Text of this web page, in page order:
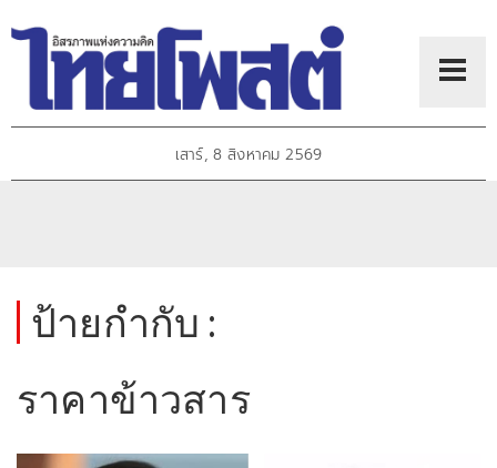
เสาร์, 8 สิงหาคม 2569
ป้ายกำกับ :
ราคาข้าวสาร